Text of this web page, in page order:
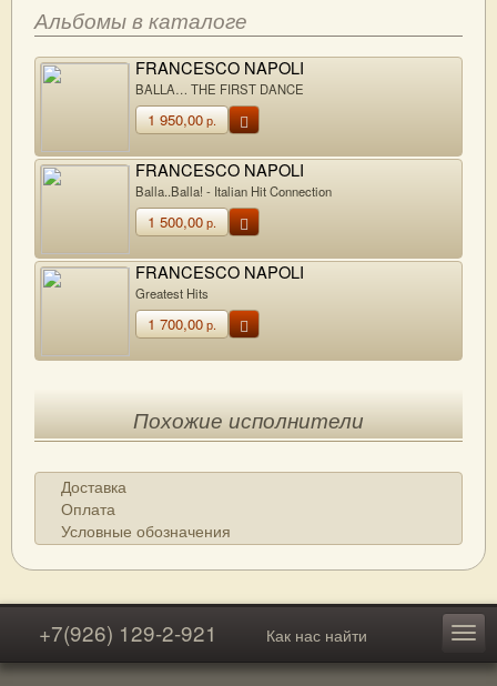
Альбомы в каталоге
FRANCESCO NAPOLI
BALLA… THE FIRST DANCE
1 950,00р.
FRANCESCO NAPOLI
Balla..Balla! - Italian Hit Connection
1 500,00р.
FRANCESCO NAPOLI
Greatest Hits
1 700,00р.
Похожие исполнители
Доставка
Оплата
Условные обозначения
+7(926) 129-2-921 Как нас найти